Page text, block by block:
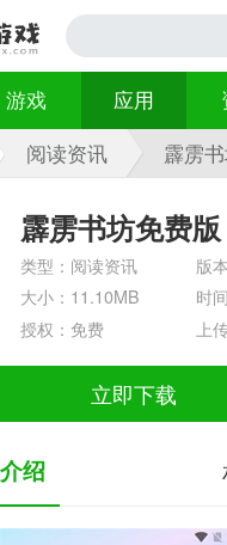
游戏 应用
阅读资讯 霹雳
霹雳书坊免费版
类型：阅读资讯
版
大小：11.10MB
时
授权：免费
上
立即下载
绍